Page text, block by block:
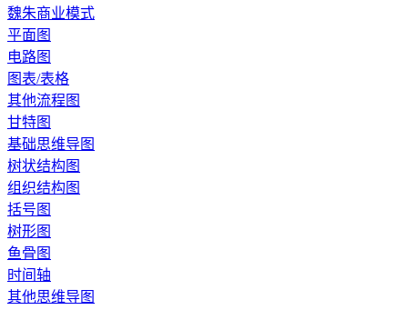
魏朱商业模式
平面图
电路图
图表/表格
其他流程图
甘特图
基础思维导图
树状结构图
组织结构图
括号图
树形图
鱼骨图
时间轴
其他思维导图